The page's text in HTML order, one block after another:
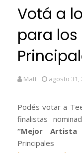
Votá a
para los
Matt agosto 31,
Podés votar a
finalistas
“Mejor Artista